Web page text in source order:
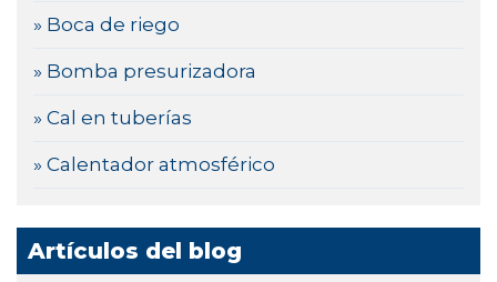
» Boca de riego
» Bomba presurizadora
» Cal en tuberías
» Calentador atmosférico
Artículos del blog